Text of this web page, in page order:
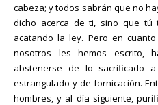
cabeza; y todos sabrán que no
dicho acerca de ti, sino que tú
acatando la ley. Pero en
nosotros les hemos escrito,
abstenerse de lo sacrificado
estrangulado y de fornicación.
hombres, y al día siguiente,